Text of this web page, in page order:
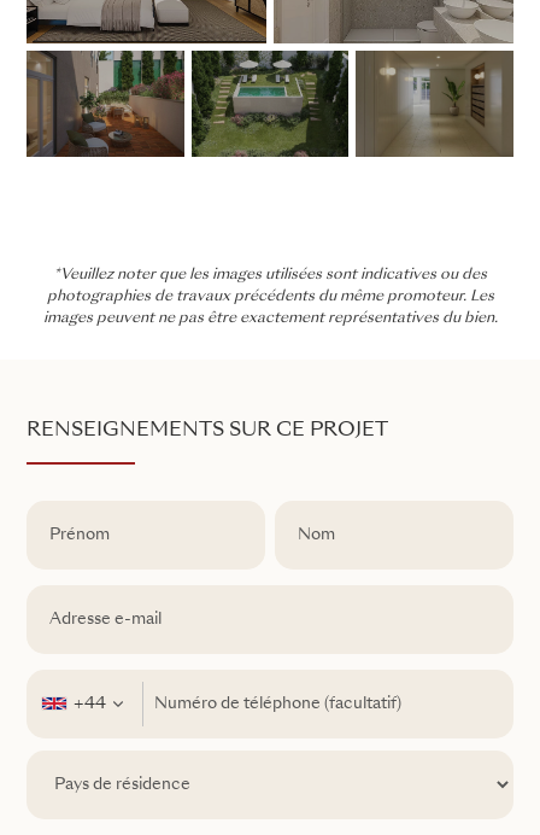
*Veuillez noter que les images utilisées sont indicatives ou des
photographies de travaux précédents du même promoteur. Les
images peuvent ne pas être exactement représentatives du bien.
RENSEIGNEMENTS SUR CE PROJET
+44